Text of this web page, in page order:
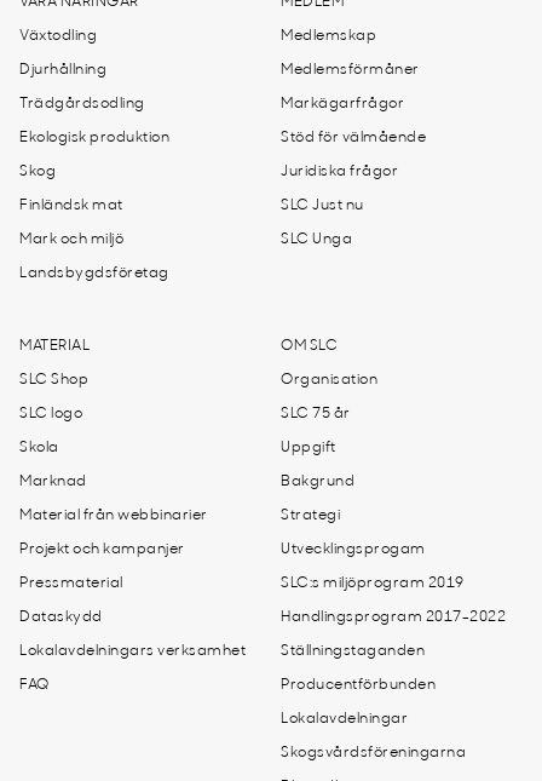
Växtodling
Djurhållning
Trädgårdsodling
Ekologisk produktion
Skog
Finländsk mat
Mark och miljö
Landsbygdsföretag
Medlemskap
Medlemsförmåner
Markägarfrågor
Stöd för välmående
Juridiska frågor
SLC Just nu
SLC Unga
MATERIAL
SLC Shop
SLC logo
Skola
Marknad
Material från webbinarier
Projekt och kampanjer
Pressmaterial
Dataskydd
Lokalavdelningars verksamhet
FAQ
OM SLC
Organisation
SLC 75 år
Uppgift
Bakgrund
Strategi
Utvecklingsprogam
SLC:s miljöprogram 2019
Handlingsprogram 2017-2022
Ställningstaganden
Producentförbunden
Lokalavdelningar
Skogsvårdsföreningarna